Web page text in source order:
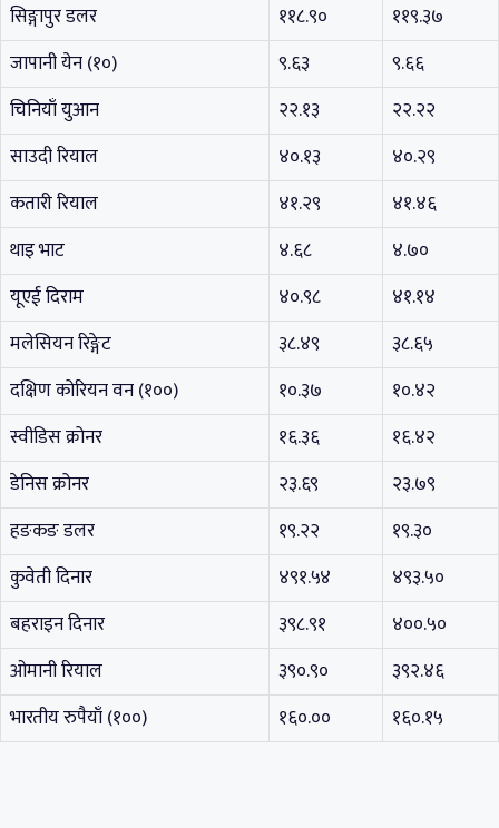
सिङ्गापुर डलर
११८.९०
११९.३७
जापानी येन (१०)
९.६३
९.६६
चिनियाँ युआन
२२.१३
२२.२२
साउदी रियाल
४०.१३
४०.२९
कतारी रियाल
४१.२९
४१.४६
थाइ भाट
४.६८
४.७०
यूएई दिराम
४०.९८
४१.१४
मलेसियन रिङ्गेट
३८.४९
३८.६५
दक्षिण कोरियन वन (१००)
१०.३७
१०.४२
स्वीडिस क्रोनर
१६.३६
१६.४२
डेनिस क्रोनर
२३.६९
२३.७९
हङकङ डलर
१९.२२
१९.३०
कुवेती दिनार
४९१.५४
४९३.५०
बहराइन दिनार
३९८.९१
४००.५०
ओमानी रियाल
३९०.९०
३९२.४६
भारतीय रुपैयाँ (१००)
१६०.०० १६०.१५